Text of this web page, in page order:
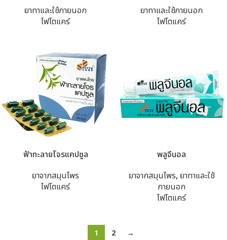
ยาทาและใช้ภายนอก
ไฟโตแคร์
ยาทาและใช้ภายนอก
ไฟโตแคร์
ฟ้าทะลายโจรแคปซูล
ยาจากสมุนไพร
ไฟโตแคร์
พลูจีนอล
ยาจากสมุนไพร, ยาทาและใช้
ภายนอก
ไฟโตแคร์
1 2 →